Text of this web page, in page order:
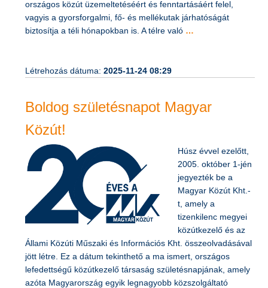
országos közút üzemeltetéséért és fenntartásáért felel,
vagyis a gyorsforgalmi, fő- és mellékutak járhatóságát
biztosítja a téli hónapokban is. A télre való …
Létrehozás dátuma:2025-11-24 08:29
Boldog születésnapot Magyar
Közút!
Húsz évvel ezelőtt,
2005. október 1-jén
jegyezték be a
Magyar Közút Kht.-
t, amely a
tizenkilenc megyei
közútkezelő és az
Állami Közúti Műszaki és Információs Kht. összeolvadásával
jött létre. Ez a dátum tekinthető a ma ismert, országos
lefedettségű közútkezelő társaság születésnapjának, amely
azóta Magyarország egyik legnagyobb közszolgáltató